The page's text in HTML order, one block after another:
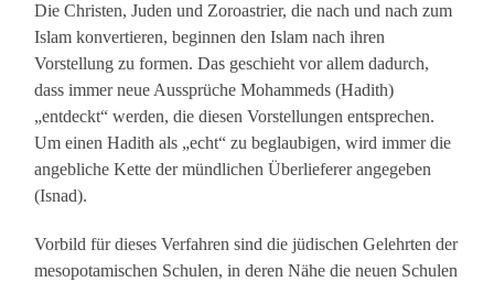
Die Christen, Juden und Zoroastrier, die nach und nach zum
Islam konvertieren, beginnen den Islam nach ihren
Vorstellung zu formen. Das geschieht vor allem dadurch,
dass immer neue Aussprüche Mohammeds (Hadith)
„entdeckt“ werden, die diesen Vorstellungen entsprechen.
Um einen Hadith als „echt“ zu beglaubigen, wird immer die
angebliche Kette der mündlichen Überlieferer angegeben
(Isnad).
Vorbild für dieses Verfahren sind die jüdischen Gelehrten der
mesopotamischen Schulen, in deren Nähe die neuen Schulen